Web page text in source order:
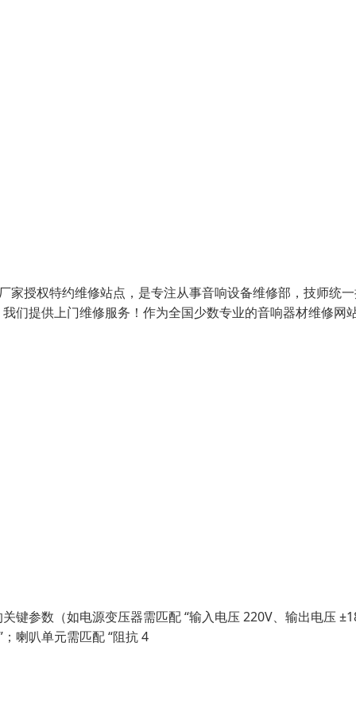
授权特约维修站点，是专注从事音响设备维修部，技师统
们提供上门维修服务！作为全国少数专业的音响器材维修网
键参数（如电源变压器需匹配 “输入电压 220V、输出电压
喇叭单元需匹配 “阻抗 4